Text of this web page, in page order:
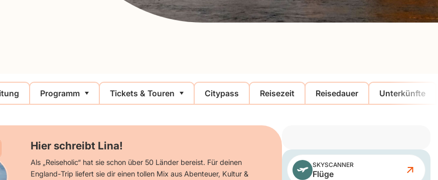
Programm Tickets & Touren Citypass Reisezeit Reisedauer Unterkünfte
Hier schreibt Lina!
Als „Reiseholic“ hat sie schon über 50 Länder bereist. Für deinen
England-Trip liefert sie dir einen tollen Mix aus Abenteuer, Kultur &
SKYSCANNER
Flüge